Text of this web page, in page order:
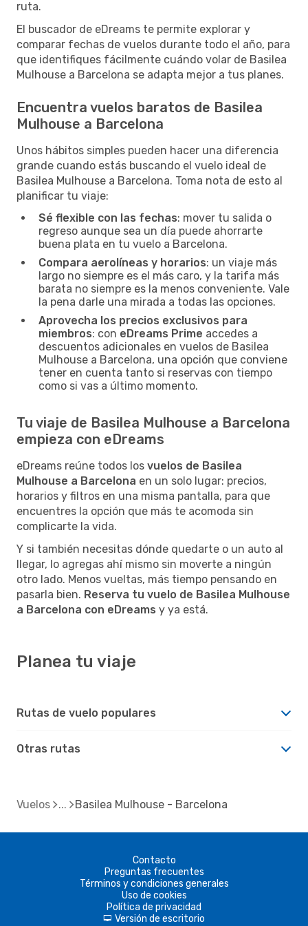
ruta.
El buscador de eDreams te permite explorar y
comparar fechas de vuelos durante todo el año, para
que identifiques fácilmente cuándo volar de Basilea
Mulhouse a Barcelona se adapta mejor a tus planes.
Encuentra vuelos baratos de Basilea
Mulhouse a Barcelona
Unos hábitos simples pueden hacer una diferencia
grande cuando estás buscando el vuelo ideal de
Basilea Mulhouse a Barcelona. Toma nota de esto al
planificar tu viaje:
Sé flexible con las fechas: mover tu salida o
regreso aunque sea un día puede ahorrarte
buena plata en tu vuelo a Barcelona.
Compara aerolíneas y horarios: un viaje más
largo no siempre es el más caro, y la tarifa más
barata no siempre es la menos conveniente. Vale
la pena darle una mirada a todas las opciones.
Aprovecha los precios exclusivos para
miembros: con eDreams Prime accedes a
descuentos adicionales en vuelos de Basilea
Mulhouse a Barcelona, una opción que conviene
tener en cuenta tanto si reservas con tiempo
como si vas a último momento.
Tu viaje de Basilea Mulhouse a Barcelona
empieza con eDreams
eDreams reúne todos los vuelos de Basilea
Mulhouse a Barcelona en un solo lugar: precios,
horarios y filtros en una misma pantalla, para que
encuentres la opción que más te acomoda sin
complicarte la vida.
Y si también necesitas dónde quedarte o un auto al
llegar, lo agregas ahí mismo sin moverte a ningún
otro lado. Menos vueltas, más tiempo pensando en
pasarla bien. Reserva tu vuelo de Basilea Mulhouse
a Barcelona con eDreams y ya está.
Planea tu viaje
Rutas de vuelo populares
Otras rutas
Vuelos Basilea Mulhouse - Barcelona
Contacto
Preguntas frecuentes
Términos y condiciones generales
Uso de cookies
Política de privacidad
d Versión de escritorio